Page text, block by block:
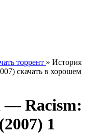
торрент » История
скачать в хорошем
—Racism:
1